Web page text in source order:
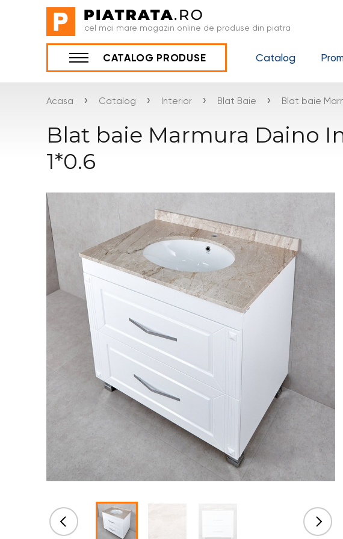
cel mai mare magazin online de produse din piatra
CATALOG PRODUSE Catalog
Acasa › Catalog › Interior › Blat Baie › Blat baie
Blat baie Marmura Daino
1*0.6